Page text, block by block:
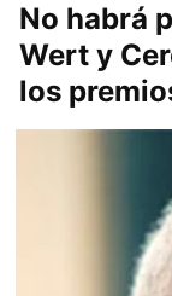
No habrá
Wert y
los